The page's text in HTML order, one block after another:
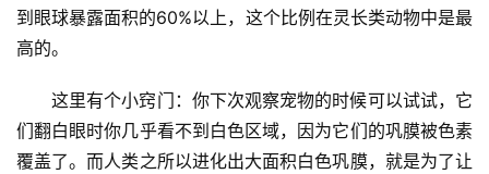
到眼球暴露面积的60%以上，这个比例在灵长类动物中是最
高的。
这里有个小窍门 ：你下次观察宠物的时候可以试试，它
们翻白眼时你几乎看不到白色区域，因为它们的巩膜被色素
覆盖了。而人类之所以进化出大面积白色巩膜，就是为了让